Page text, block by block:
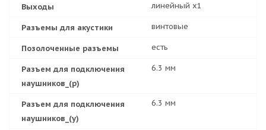
Выходы линейный x1
Разъемы для акустики винтовые
Позолоченные разъемы есть
Разъем для подключения
наушников_(р)
6.3 мм
Разъем для подключения
наушников_(у)
6.3 мм